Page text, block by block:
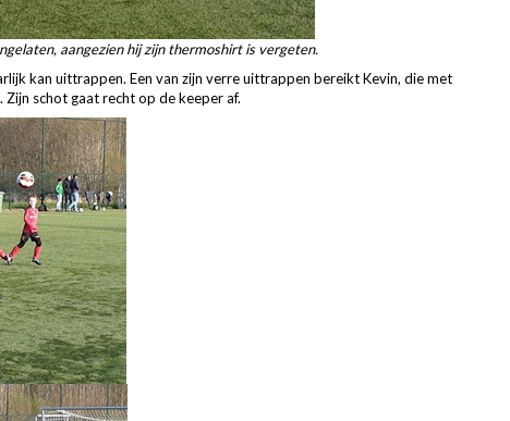
aangezien hij zijn thermoshirt is vergeten.
kan uittrappen. Een van zijn verre uittrappen bereikt Kevin, die met
schot gaat recht op de keeper af.